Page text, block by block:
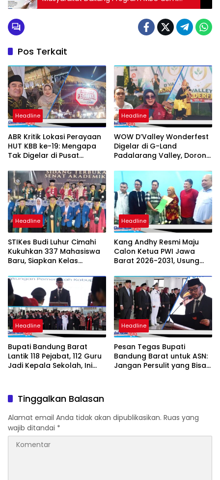
Ciptakan Generasi Sehat dan Cerdas
Pos Terkait
Headline
ABR Kritik Lokasi Perayaan
HUT KBB ke-19: Mengapa
Tak Digelar di Pusat
Headline
WOW D’Valley Wonderfest
Digelar di G-Land
Padalarang Valley, Dorong
Lokal
Headline
STIKes Budi Luhur Cimahi
Kukuhkan 337 Mahasiswa
Baru, Siapkan Kelas
Student Exchange ke
Filipina
Headline
Kang Andhy Resmi Maju
Calon Ketua PWI Jawa
Barat 2026-2031, Usung
Headline
Bupati Bandung Barat
Lantik 118 Pejabat, 112 Guru
Jadi Kepala Sekolah, Ini
Headline
Pesan Tegas Bupati
Bandung Barat untuk ASN:
Jangan Persulit yang Bisa
Tinggalkan Balasan
Alamat email Anda tidak akan dipublikasikan. Ruas yang
wajib ditandai *